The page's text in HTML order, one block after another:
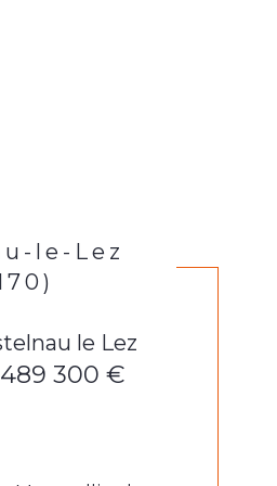
le-Lez
le Lez
489 300 €